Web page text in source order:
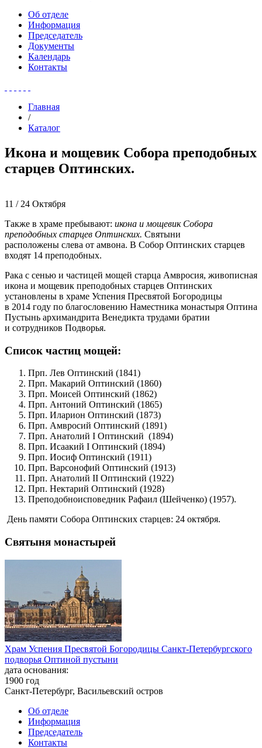
Об отделе
Информация
Председатель
Документы
Календарь
Контакты
Главная
/
Каталог
Икона и мощевик Собора преподобных
старцев Оптинских.
11 / 24 Октября
Также в храме пребывают: икона и мощевик Собора
преподобных старцев Оптинских. Святыни
расположены слева от амвона. В Собор Оптинских старцев
входят 14 преподобных.
Рака с сенью и частицей мощей старца Амвросия, живописная
икона и мощевик преподобных старцев Оптинских
установлены в храме Успения Пресвятой Богородицы
в 2014 году по благословению Наместника монастыря Оптина
Пустынь архимандрита Венедикта трудами братии
и сотрудников Подворья.
Список частиц мощей:
Прп. Лев Оптинский (1841)
Прп. Макарий Оптинский (1860)
Прп. Моисей Оптинский (1862)
Прп. Антоний Оптинский (1865)
Прп. Иларион Оптинский (1873)
Прп. Амвросий Оптинский (1891)
Прп. Анатолий I Оптинский (1894)
Прп. Исаакий I Оптинский (1894)
Прп. Иосиф Оптинский (1911)
Прп. Варсонофий Оптинский (1913)
Прп. Анатолий II Оптинский (1922)
Прп. Нектарий Оптинский (1928)
Преподобноисповедник Рафаил (Шейченко) (1957).
День памяти Собора Оптинских старцев: 24 октября.
Святыня монастырей
Храм Успения Пресвятой Богородицы Санкт-Петербургского
подворья Оптиной пустыни
дата основания:
1900 год
Санкт-Петербург, Васильевский остров
Об отделе
Информация
Председатель
Контакты